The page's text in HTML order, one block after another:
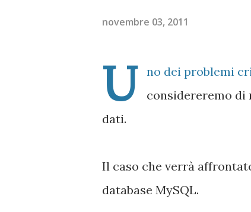
novembre 03, 2011
U
no dei problemi
considereremo di
dati.
Il caso che verrà
database MySQL.